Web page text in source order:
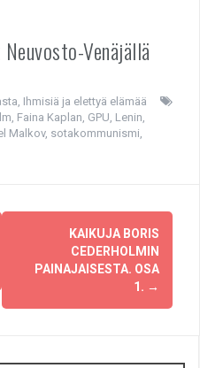
Venäjällä
, Ihmisiä ja elettyä elämää
, Faina Kaplan, GPU, Lenin,
Malkov, sotakommunismi,
KAIKUJA BORIS
CEDERHOLMIN
PAINAJAISESTA. OSA
1. →